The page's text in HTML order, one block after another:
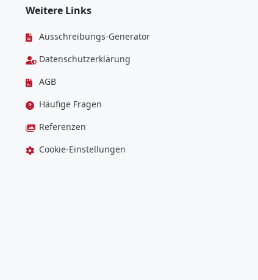
Weitere Links
Ausschreibungs-Generator
Datenschutzerklärung
AGB
Häufige Fragen
Referenzen
Cookie-Einstellungen